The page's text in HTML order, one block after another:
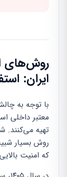
روش‌های
ایران:
با توجه به
معتبر داخلی
تهیه می‌کنند.
روش بسیار
که امنیت